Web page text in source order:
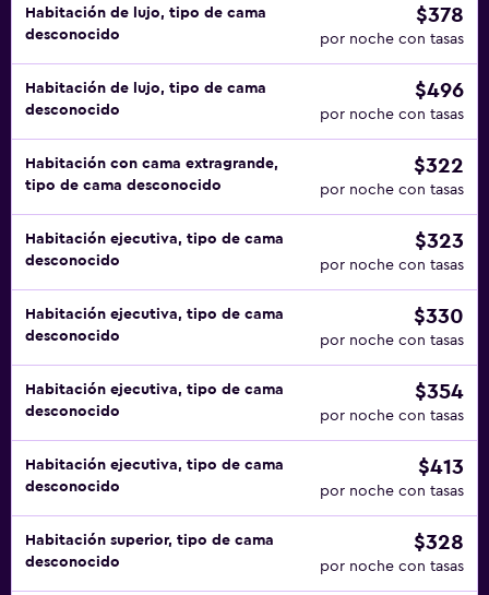
Habitación de lujo, tipo de cama
desconocido
$378
por noche con tasas
Habitación de lujo, tipo de cama
desconocido
$496
por noche con tasas
Habitación con cama extragrande,
tipo de cama desconocido
$322
por noche con tasas
Habitación ejecutiva, tipo de cama
desconocido
$323
por noche con tasas
Habitación ejecutiva, tipo de cama
desconocido
$330
por noche con tasas
Habitación ejecutiva, tipo de cama
desconocido
$354
por noche con tasas
Habitación ejecutiva, tipo de cama
desconocido
$413
por noche con tasas
Habitación superior, tipo de cama
desconocido
$328
por noche con tasas